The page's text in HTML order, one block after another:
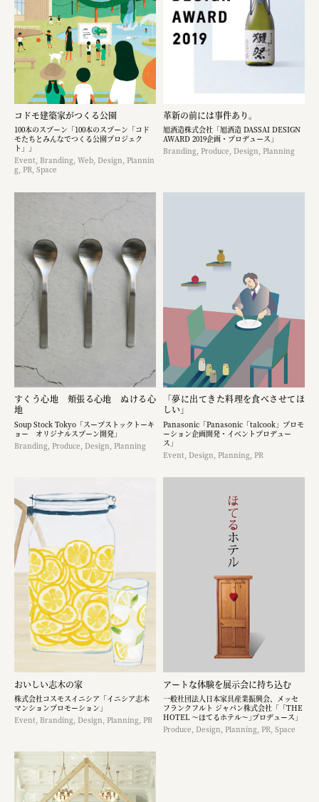
コドモ建築家がつくる公園
100本のスプーン「100本のスプーン「コド
モたちとみんなでつくる公園プロジェク
ト」」
Event, Branding, Web, Design, Plannin
g, PR, Space
革新の前には事件あり。
旭酒造株式会社「旭酒造 DASSAI DESIGN
AWARD 2019企画・プロデュース」
Branding, Produce, Design, Planning
すくう心地 頬張る心地 ぬける心
地
Soup Stock Tokyo「スープストックトーキ
ョー オリジナルスプーン開発」
Branding, Produce, Design, Planning
「夢に出てきた料理を食べさせてほ
しい」
Panasonic「Panasonic「talcook」プロモ
ーション企画開発・イベントプロデュー
ス」
Event, Design, Planning, PR
おいしい志木の家
株式会社コスモスイニシア「イニシア志木
マンションプロモーション」
Event, Branding, Design, Planning, PR
アートな体験を展示会に持ち込む​
一般社団法人日本家具産業振興会、メッセ
フランクフルト ジャパン株式会社「「THE
HOTEL ～ほてるホテル～｣プロデュース」
Produce, Design, Planning, PR, Space